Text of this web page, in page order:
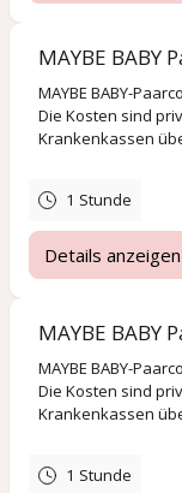
MAYBE BABY
MAYBE BABY-
Die Kosten sind
Krankenkassen
1 Stunde
Details anzeigen
MAYBE BABY
MAYBE BABY-
Die Kosten sind
Krankenkassen
1 Stunde